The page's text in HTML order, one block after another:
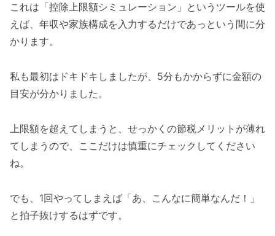
これは「控除上限額シミュレーション」というツールを使
えば、年収や家族構成を入力するだけであっという間に分
かります。
私も最初はドキドキしましたが、5分もかからずに金額の
目安が分かりました。
上限額を超えてしまうと、せっかくの節税メリットが薄れ
てしまうので、ここだけは慎重にチェックしてください
ね。
でも、1回やってしまえば「あ、こんなに簡単なんだ！」
と拍子抜けするはずです。